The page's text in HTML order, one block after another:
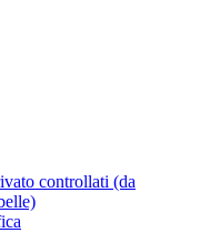
controllati (da